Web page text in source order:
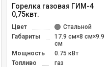
Горелка газовая ГИМ-4
0,75квт.
Цвет
Стальной
Габариты
17.9 см×8 см×9.9
см
Мощность
0.75 кВт
Топливо
газ